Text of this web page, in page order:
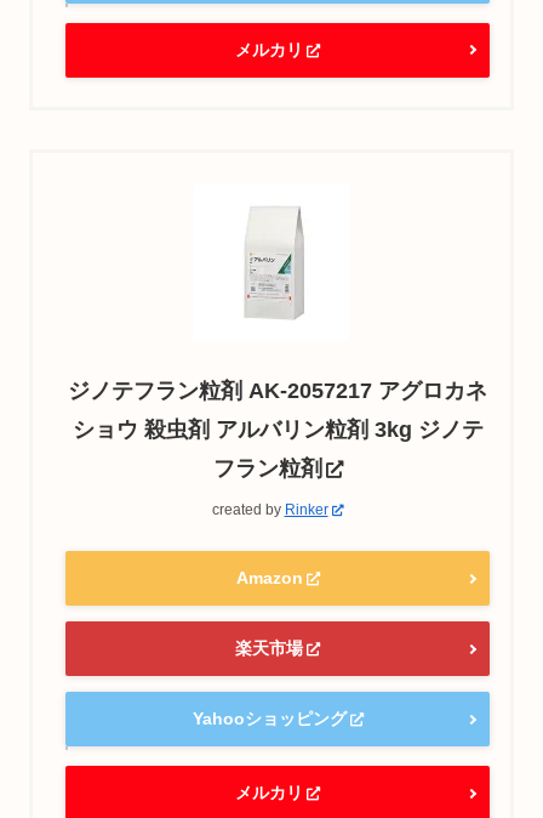
メルカリ
ジノテフラン粒剤 AK-2057217 アグロカネ
ショウ 殺虫剤 アルバリン粒剤 3kg ジノテ
フラン粒剤
created by Rinker
Amazon
楽天市場
Yahooショッピング
メルカリ